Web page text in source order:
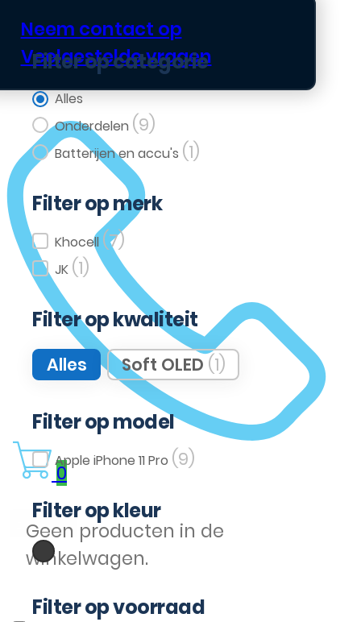
Neem contact op
Veelgestelde vragen
0
Geen producten in de
winkelwagen.
Filter op categorie
Filter op categorie
Alles
Onderdelen (9)
Batterijen en accu's (1)
Filter op merk
Filter op merk
Khocell (7)
JK (1)
Filter op kwaliteit
Filter op kwaliteit
Alles Soft OLED (1)
Filter op model
Filter op model
Apple iPhone 11 Pro (9)
Filter op kleur
Filter op kleur
Zwart(3)
Filter op voorraad